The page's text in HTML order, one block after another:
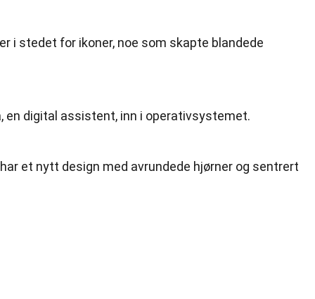
i stedet for ikoner, noe som skapte blandede
en digital assistent, inn i operativsystemet.
et nytt design med avrundede hjørner og sentrert